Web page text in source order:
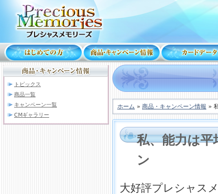
トピックス
商品一覧
キャンペーン一覧
CMギャラリー
ホーム » 商品・キャンペーン情報 »
私、能力は
ン
大好評プレシャス